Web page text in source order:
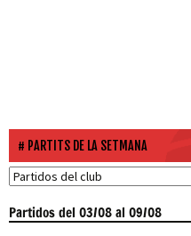
PARTITS DE LA SETMANA
Partidosdel 03/08 al 09/08